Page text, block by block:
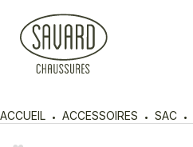
ACCUEIL ACCESSOIRES SAC